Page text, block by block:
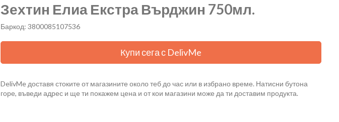
Зехтин Елиа Екстра Върджин 750мл.
Баркод: 3800085107536
Купи сега с DelivMe
DelivMe доставя стоките от магазините около теб до час или в избрано време. Натисни бутона
горе, въведи адрес и ще ти покажем цена и от кои магазини може да ти доставим продукта.